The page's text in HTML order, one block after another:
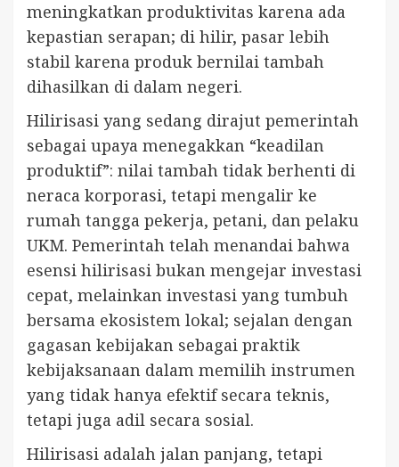
meningkatkan produktivitas karena ada
kepastian serapan; di hilir, pasar lebih
stabil karena produk bernilai tambah
dihasilkan di dalam negeri.
Hilirisasi yang sedang dirajut pemerintah
sebagai upaya menegakkan “keadilan
produktif”: nilai tambah tidak berhenti di
neraca korporasi, tetapi mengalir ke
rumah tangga pekerja, petani, dan pelaku
UKM. Pemerintah telah menandai bahwa
esensi hilirisasi bukan mengejar investasi
cepat, melainkan investasi yang tumbuh
bersama ekosistem lokal; sejalan dengan
gagasan kebijakan sebagai praktik
kebijaksanaan dalam memilih instrumen
yang tidak hanya efektif secara teknis,
tetapi juga adil secara sosial.
Hilirisasi adalah jalan panjang, tetapi